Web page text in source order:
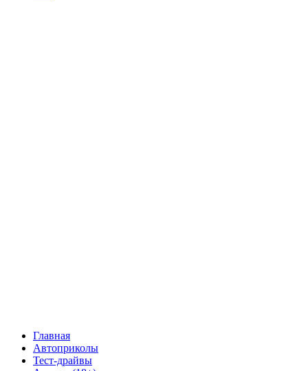
Главная
Автоприколы
Тест-драйвы